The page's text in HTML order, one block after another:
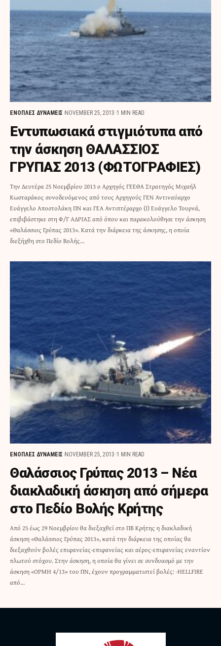
ΕΝΟΠΛΕΣ ΔΥΝΑΜΕΙΣ NOVEMBER 25, 2013 1 MIN READ
Εντυπωσιακά στιγμιότυπα από
την άσκηση ΘΑΛΑΣΣΙΟΣ
ΓΡΥΠΑΣ 2013 (ΦΩΤΟΓΡΑΦΙΕΣ)
Την Δευτέρα 25 Νοεμβρίου 2013 ο Αρχηγός ΓΕΕΘΑ Στρατηγός Μιχαήλ
Κωσταράκος συνοδευόμενος από τους Αρχηγούς ΓΕΝ Αντιναύαρχο
Ευάγγελο Αποστολάκη ΠΝ και ΓΕΑ Αντιπτέραρχο (Ι) Ευάγγελο Τουρνά,
επιβιβάστηκε στη Φ/Γ ΑΔΡΙΑΣ από όπου και παρακολούθησε την άσκηση
«Θαλάσσιος Γρύπας 2013». Κατά την διάρκεια της άσκησης, η οποία
διεξήχθη στο Πεδίο Βολής…
ΕΝΟΠΛΕΣ ΔΥΝΑΜΕΙΣ NOVEMBER 25, 2013 1 MIN READ
Θαλάσσιος Γρύπας 2013 – Νέα
διακλαδική άσκηση από σήμερα
στο Πεδίο Βολής Κρήτης
Από 25 έως 29 Νοεμβρίου θα διεξαχθεί στο ΠΒ Κρήτης η διακλαδική
άσκηση «Θαλάσσιος Γρύπας 2013», κατά την διάρκεια της οποίας θα
διεξαχθούν βολές επιφανείας-επιφανείας και αέρος-επιφανείας εναντίον
πλωτού στόχου. Στην άσκηση, η οποία θα γίνει σε συνδυασμό με την
άσκηση «ΟΡΜΗ 4/13» του ΠΝ, έχουν προγραμματιστεί βολές: -HELLFIRE
από…